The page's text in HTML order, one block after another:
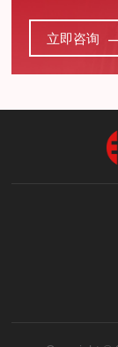
立即咨询